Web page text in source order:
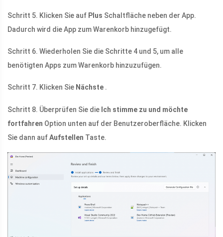
Schritt 5. Klicken Sie auf Plus Schaltfläche neben der App.
Dadurch wird die App zum Warenkorb hinzugefügt.
Schritt 6. Wiederholen Sie die Schritte 4 und 5, um alle
benötigten Apps zum Warenkorb hinzuzufügen.
Schritt 7. Klicken Sie Nächste .
Schritt 8. Überprüfen Sie die Ich stimme zu und möchte
fortfahren Option unten auf der Benutzeroberfläche. Klicken
Sie dann aufAufstellen Taste.